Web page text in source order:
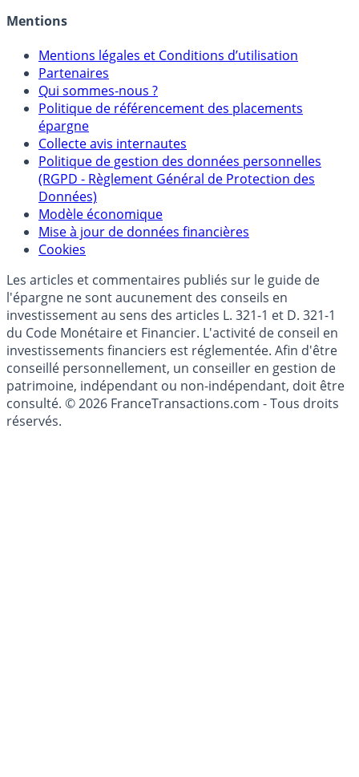
Crédit immobilier
Mentions
Mentions légales et Conditions d’utilisation
Partenaires
Qui sommes-nous ?
Politique de référencement des placements
épargne
Collecte avis internautes
Politique de gestion des données personnelles
(RGPD - Règlement Général de Protection des
Données)
Modèle économique
Cookies
Les articles et commentaires publiés sur le guide de
l'épargne ne sont aucunement des conseils en
investissement au sens des articles L. 321-1 et D. 321-1
du Code Monétaire et Financier. L'activité de conseil en
investissements financiers est réglementée. Afin d'être
conseillé personnellement, un conseiller en gestion de
patrimoine, indépendant ou non-indépendant, doit être